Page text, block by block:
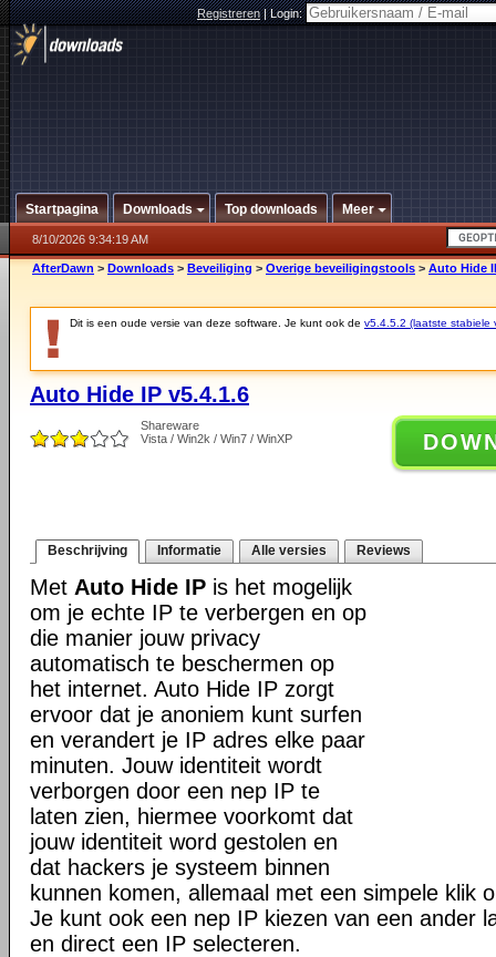
Registreren|Login:
Startpagina Downloads Top downloads Meer
8/10/2026 9:34:19 AM
AfterDawn > Downloads > Beveiliging > Overige beveiligingstools > Auto Hide
Dit is een oude versie van deze software. Je kunt ook de v5.4.5.2 (laatste stabiele
Auto Hide IP v5.4.1.6
Shareware
Vista / Win2k / Win7 / WinXP
Beschrijving Informatie Alle versies Reviews
Met Auto Hide IP is het mogelijk
om je echte IP te verbergen en op
die manier jouw privacy
automatisch te beschermen op
het internet. Auto Hide IP zorgt
ervoor dat je anoniem kunt surfen
en verandert je IP adres elke paar
minuten. Jouw identiteit wordt
verborgen door een nep IP te
laten zien, hiermee voorkomt dat
jouw identiteit word gestolen en
dat hackers je systeem binnen
kunnen komen, allemaal met een simpele klik
Je kunt ook een nep IP kiezen van een ander
en direct een IP selecteren.